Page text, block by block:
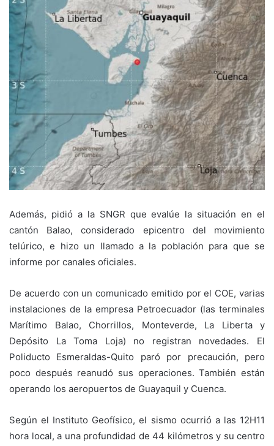
Además, pidió a la SNGR que evalúe la situación en el
cantón Balao, considerado epicentro del movimiento
telúrico, e hizo un llamado a la población para que se
informe por canales oficiales.
De acuerdo con un comunicado emitido por el COE, varias
instalaciones de la empresa Petroecuador (las terminales
Marítimo Balao, Chorrillos, Monteverde, La Liberta y
Depósito La Toma Loja) no registran novedades. El
Poliducto Esmeraldas-Quito paró por precaución, pero
poco después reanudó sus operaciones. También están
operando los aeropuertos de Guayaquil y Cuenca.
Según el Instituto Geofísico, el sismo ocurrió a las 12H11
hora local, a una profundidad de 44 kilómetros y su centro